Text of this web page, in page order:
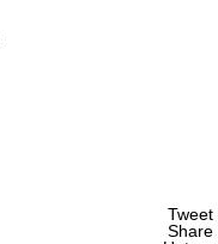
Tweet
Share